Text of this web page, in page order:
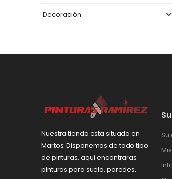
Decoración
Nuestra tienda esta situada en
Martos. Disponemos de todo tipo
de pinturas, aquí encontraras
pinturas para suelo, paredes,